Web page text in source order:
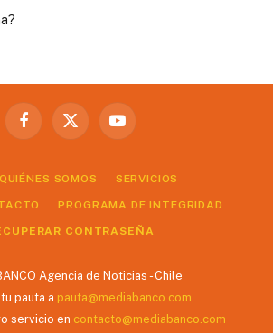
Facebook
X
YouTube
QUIÉNES SOMOS SERVICIOS
PROGRAMA DE INTEGRIDAD
CONTRASEÑA
Agencia de Noticias - Chile
pauta a pauta@mediabanco.com
servicio en contacto@mediabanco.com